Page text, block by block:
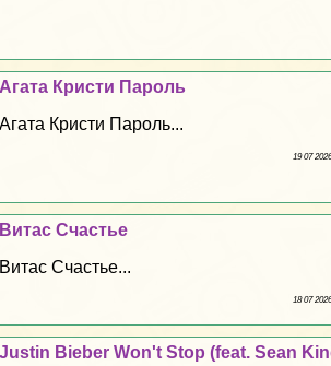
Агата Кристи Пароль
Агата Кристи Пароль...
19 07
Витас Счастье
Витас Счастье...
18 07
Justin Bieber Won't Stop (feat. Sean